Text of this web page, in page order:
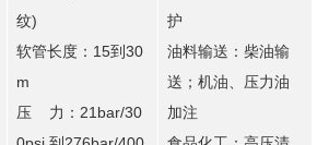
纹)
软管长度：15到30
m
压 力：21bar/30
护
油料输送：柴油输
送；机油、压力油
加注